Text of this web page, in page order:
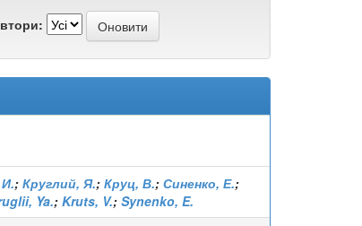
; Круглий, Я.; Круц, В.; Синенко, Е.;
Ya.; Kruts, V.; Synenko, E.